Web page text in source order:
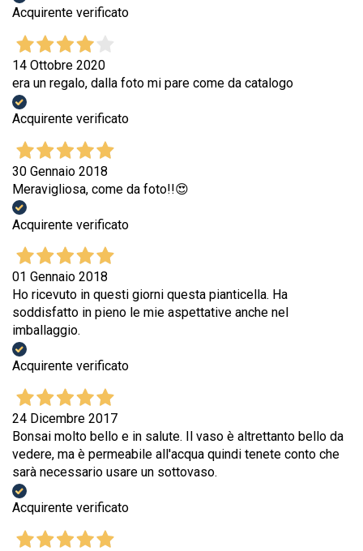
Acquirente verificato
14 Ottobre 2020
era un regalo, dalla foto mi pare come da catalogo
Acquirente verificato
30 Gennaio 2018
Meravigliosa, come da foto!!😍
Acquirente verificato
01 Gennaio 2018
Ho ricevuto in questi giorni questa pianticella. Ha
soddisfatto in pieno le mie aspettative anche nel
imballaggio.
Acquirente verificato
24 Dicembre 2017
Bonsai molto bello e in salute. Il vaso è altrettanto bello da
vedere, ma è permeabile all'acqua quindi tenete conto che
sarà necessario usare un sottovaso.
Acquirente verificato